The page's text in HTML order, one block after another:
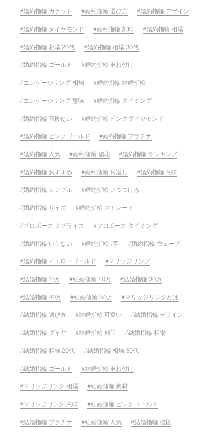
婚約指輪 カラット 婚約指輪 選び方 婚約指輪 デザイン
婚約指輪 ダイヤモンド 婚約指輪 刻印 婚約指輪 相場
婚約指輪 相場 20代 婚約指輪 相場 30代
婚約指輪 ゴールド 婚約指輪 重ね付け
エンゲージリング 相場 婚約指輪 結婚指輪
エンゲージリング 意味 婚約指輪 タイミング
婚約指輪 普段使い 婚約指輪 ピンクダイヤモンド
婚約指輪 ピンクゴールド 婚約指輪 プラチナ
婚約指輪 人気 婚約指輪 値段 婚約指輪 ランキング
婚約指輪 おすすめ 婚約指輪 お返し 婚約指輪 意味
婚約指輪 シンプル 婚約指輪 いつつける
婚約指輪 サイズ 婚約指輪 ストレート
プロポーズ サプライズ プロポーズ タイミング
婚約指輪 いらない 婚約指輪 v字 婚約指輪 ウェーブ
婚約指輪 イエローゴールド マリッジリング
結婚指輪 10万 結婚指輪 20万 結婚指輪 30万
結婚指輪 40万 結婚指輪 50万 マリッジリングとは
結婚指輪 選び方 結婚指輪 可愛い 結婚指輪 デザイン
結婚指輪 ダイヤ 結婚指輪 刻印 結婚指輪 相場
結婚指輪 相場 20代 結婚指輪 相場 30代
結婚指輪 ゴールド 結婚指輪 重ね付け
マリッジリング 相場 結婚指輪 素材
マリッジリング 意味 結婚指輪 ピンクゴールド
結婚指輪 プラチナ 結婚指輪 人気 結婚指輪 値段